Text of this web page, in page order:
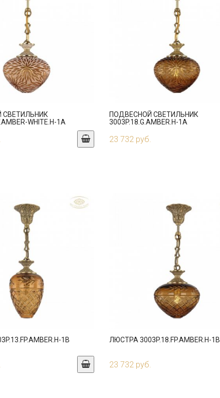
СВЕТИЛЬНИК
WHITE.H-1A
ПОДВЕСНОЙ СВЕТИЛЬНИК
3003P.18.G.AMBER.H-1A
23 732 руб.
1B ЛЮСТРА 3003P.18.FP.AMBER.H-1B
23 732 руб.